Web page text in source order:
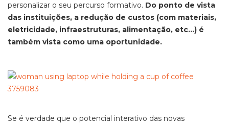
personalizar o seu percurso formativo. Do ponto de vista
das instituições, a redução de custos (com materiais,
eletricidade, infraestruturas, alimentação, etc…) é
também vista como uma oportunidade.
Se é verdade que o potencial interativo das novas